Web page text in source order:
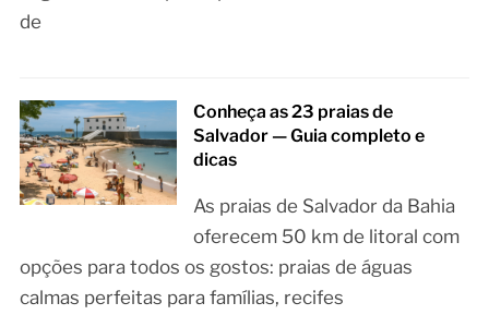
de
Conheça as 23 praias de
Salvador — Guia completo e
dicas
As praias de Salvador da Bahia
oferecem 50 km de litoral com
opções para todos os gostos: praias de águas
calmas perfeitas para famílias, recifes